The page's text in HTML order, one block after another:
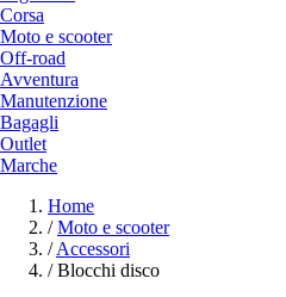
Corsa
Moto e scooter
Off-road
Avventura
Manutenzione
Bagagli
Outlet
Marche
Home
/ Moto e scooter
/ Accessori
/ Blocchi disco